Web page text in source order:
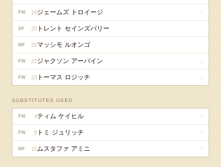
FW 14ジェームズ トロイージ ↓
DF 20 トレント セインズバリー
MF 21 マッシモ ルオンゴ
FW 22ジャクソン アーバイン ↓
FW 23 トーマス ロジッチ ↓
SUBSTITUTES USED
FW 4ティム ケイヒル ↑
FW 9 トミ ジュリッチ ↑
MF 15ムスタファ アミニ ↑